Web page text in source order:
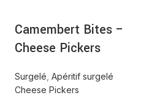
Camembert Bites –
Cheese Pickers
Surgelé Apéritif surgelé
Cheese Pickers